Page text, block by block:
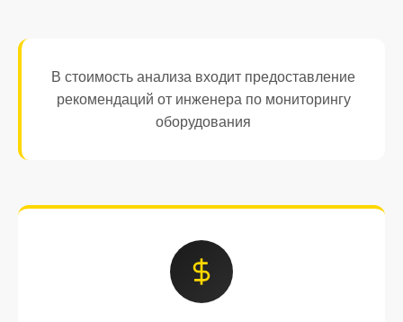
В стоимость анализа входит предоставление
рекомендаций от инженера по мониторингу
оборудования